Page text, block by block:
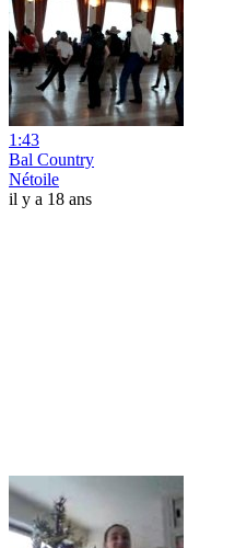
1:43
Bal Country
Nétoile
il y a 18 ans